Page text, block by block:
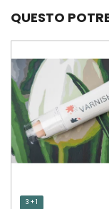
QUESTO
3 + 1